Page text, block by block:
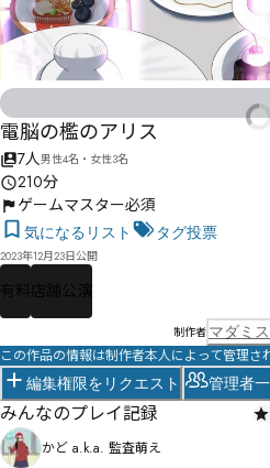
電脳の檻のアリス
7人男性4名・女性3名
210分
ゲームマスター必須
気になるリスト タグ投票
2023年12月23日公開
有料 店舗公演
制作者 マダミ
この作品の情報は制作者本人によって管理さ
編集権限をリクエスト 管理者
みんなのプレイ記録
かど a.k.a. 監査萌え